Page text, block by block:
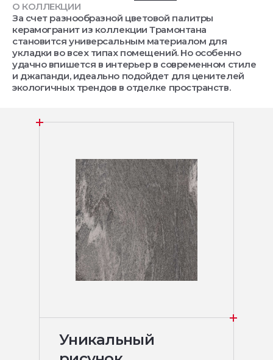
О КОЛЛЕКЦИИ
За счет разнообразной цветовой палитры
керамогранит из коллекции Трамонтана
становится универсальным материалом для
укладки во всех типах помещений. Но особенно
удачно впишется в интерьер в современном стиле
и джапанди, идеально подойдет для ценителей
экологичных трендов в отделке пространств.
Уникальный